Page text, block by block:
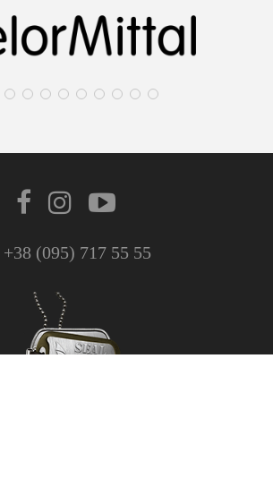
+38 (095) 717 55 55